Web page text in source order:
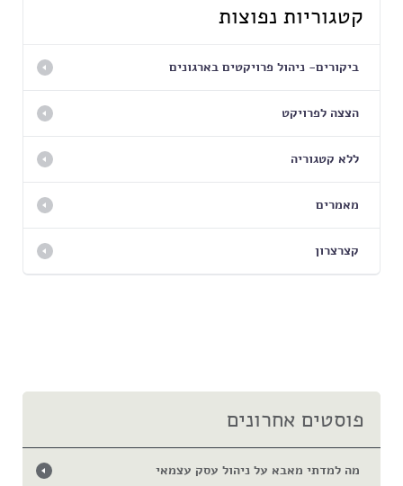
קטגוריות נפוצות
ביקורים- ניהול פרויקטים בארגונים
הצצה לפרויקט
ללא קטגוריה
מאמרים
קצרצרון
פוסטים אחרונים
מה למדתי מאבא על ניהול עסק עצמאי